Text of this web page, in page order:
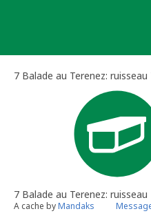
7 Balade au Terenez:
7 Balade au Terenez: ruisseau
A cache byMandaks